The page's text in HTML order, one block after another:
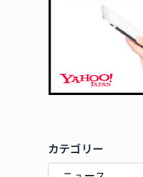
カテゴリー